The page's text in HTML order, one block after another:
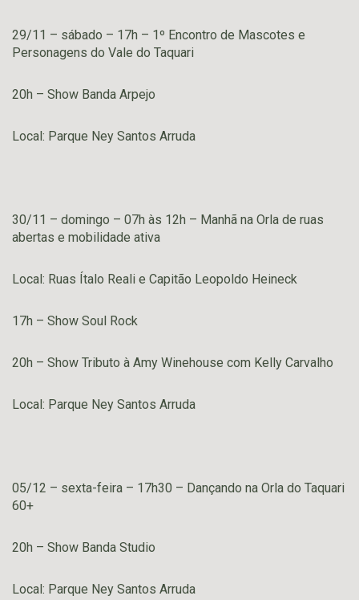
29/11 – sábado – 17h – 1º Encontro de Mascotes e
Personagens do Vale do Taquari
20h – Show Banda Arpejo
Local: Parque Ney Santos Arruda
30/11 – domingo – 07h às 12h – Manhã na Orla de ruas
abertas e mobilidade ativa
Local: Ruas Ítalo Reali e Capitão Leopoldo Heineck
17h – Show Soul Rock
20h – Show Tributo à Amy Winehouse com Kelly Carvalho
Local: Parque Ney Santos Arruda
05/12 – sexta-feira – 17h30 – Dançando na Orla do Taquari
60+
20h – Show Banda Studio
Local: Parque Ney Santos Arruda